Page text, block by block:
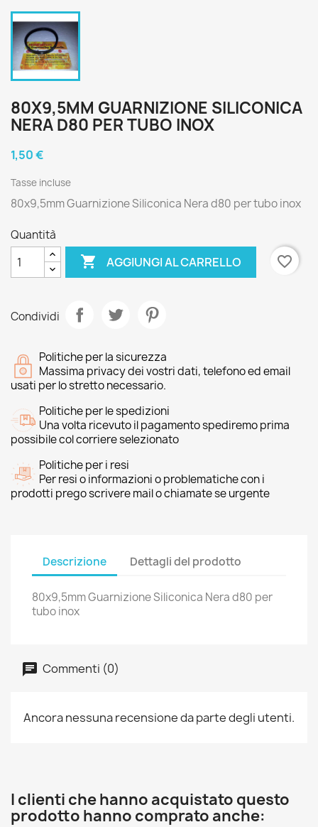
80X9,5MM GUARNIZIONE SILICONICA
NERA D80 PER TUBO INOX
1,50 €
Tasse incluse
80x9,5mm Guarnizione Siliconica Nera d80 per tubo inox
Quantità
 AGGIUNGI AL CARRELLO favorite_border
Condividi
Politiche per la sicurezza
Massima privacy dei vostri dati, telefono ed email
usati per lo stretto necessario.
Politiche per le spedizioni
Una volta ricevuto il pagamento spediremo prima
possibile col corriere selezionato
Politiche per i resi
Per resi o informazioni o problematiche con i
prodotti prego scrivere mail o chiamate se urgente
Descrizione Dettagli del prodotto
80x9,5mm Guarnizione Siliconica Nera d80 per
tubo inox
Commenti (0)
Ancora nessuna recensione da parte degli utenti.
I clienti che hanno acquistato questo
prodotto hanno comprato anche: